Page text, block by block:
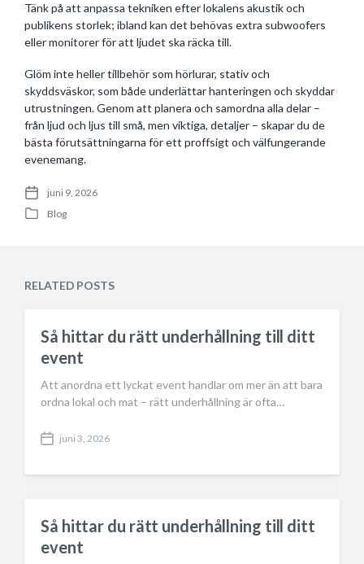
Tänk på att anpassa tekniken efter lokalens akustik och
publikens storlek; ibland kan det behövas extra subwoofers
eller monitorer för att ljudet ska räcka till.
Glöm inte heller tillbehör som hörlurar, stativ och
skyddsväskor, som både underlättar hanteringen och skyddar
utrustningen. Genom att planera och samordna alla delar –
från ljud och ljus till små, men viktiga, detaljer – skapar du de
bästa förutsättningarna för ett proffsigt och välfungerande
evenemang.
P
t
juni 9, 2026
P
d
Blog
RELATED POSTS
Så hittar du rätt underhållning till ditt
event
Att anordna ett lyckat event handlar om mer än att bara
ordna lokal och mat – rätt underhållning är ofta…
P
s
a
t
e
juni 3, 2026
Så hittar du rätt underhållning till ditt
event